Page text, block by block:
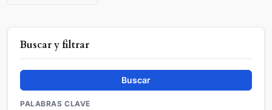
Buscar y filtrar
Buscar
PALABRAS CLAVE